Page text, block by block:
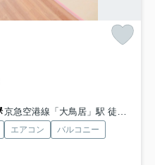
京急空港線「大鳥居」駅 徒歩10分
エアコン
バルコニー